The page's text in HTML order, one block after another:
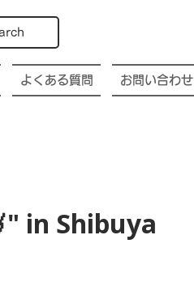
よくある質問 お問い合わせ
in Shibuya